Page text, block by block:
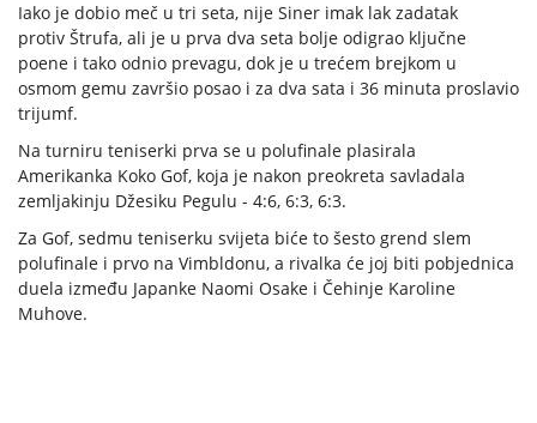
Iako je dobio meč u tri seta, nije Siner imak lak zadatak
protiv Štrufa, ali je u prva dva seta bolje odigrao ključne
poene i tako odnio prevagu, dok je u trećem brejkom u
osmom gemu završio posao i za dva sata i 36 minuta proslavio
trijumf.
Na turniru teniserki prva se u polufinale plasirala
Amerikanka Koko Gof, koja je nakon preokreta savladala
zemljakinju Džesiku Pegulu - 4:6, 6:3, 6:3.
Za Gof, sedmu teniserku svijeta biće to šesto grend slem
polufinale i prvo na Vimbldonu, a rivalka će joj biti pobjednica
duela između Japanke Naomi Osake i Čehinje Karoline
Muhove.